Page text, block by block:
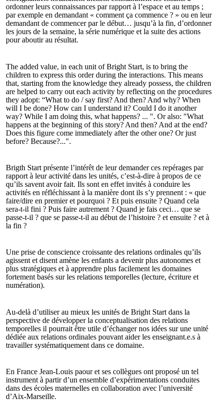
ordonner leurs connaissances par rapport à l’espace et au temps ;
par exemple en demandant « comment ça commence ? » ou en leur
demandant de commencer par le début… jusqu’à la fin, d’ordonner
les jours de la semaine, la série numérique et la suite des actions
pour aboutir au résultat.
The added value, in each unit of Bright Start, is to bring the
children to express this order during the interactions. This means
that, starting from the knowledge they already possess, the children
are helped to carry out each activity by reflecting on the procedures
they adopt: “What to do / say first? And then? And why? When
will I be done? How can I understand it? Could I do it another
way? While I am doing this, what happens? ... ". Or also: "What
happens at the beginning of this story? And then? And at the end?
Does this figure come immediately after the other one? Or just
before? Because?...".
Brigth Start présente l’intérêt de leur demander ces repérages par
rapport à leur activité dans les unités, c’est-à-dire à propos de ce
qu’ils savent avoir fait. Ils sont en effet invités à conduire les
activités en réfléchissant à la manière dont ils s’y prennent : « que
faire/dire en premier et pourquoi ? Et puis ensuite ? Quand cela
sera-t-il fini ? Puis faire autrement ? Quand je fais ceci… que se
passe-t-il ? que se passe-t-il au début de l’histoire ? et ensuite ? et à
la fin ?
Une prise de conscience croissante des relations ordinales qu’ils
agissent et disent amène les enfants a devenir plus autonomes et
plus stratégiques et à apprendre plus facilement les domaines
fortement basés sur les relations temporelles (lecture, écriture et
numération).
Au-delà d’utiliser au mieux les unités de Bright Start dans la
perspective de développer la conceptualisation des relations
temporelles il pourrait être utile d’échanger nos idées sur une unité
dédiée aux relations ordinales pouvant aider les enseignant.e.s à
travailler systématiquement dans ce domaine.
En France Jean-Louis paour et ses collègues ont proposé un tel
instrument à partir d’un ensemble d’expérimentations conduites
dans des écoles maternelles en collaboration avec l’université
d’Aix-Marseille.